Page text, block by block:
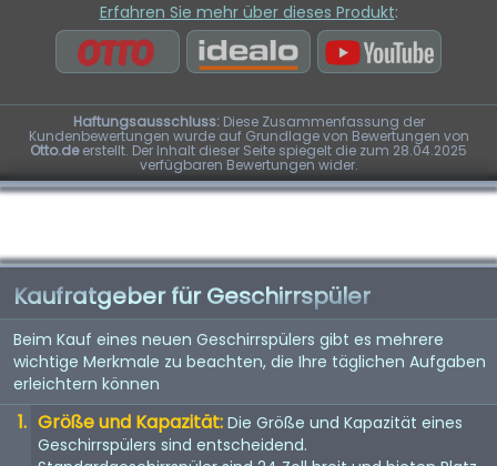
Erfahren Sie mehr über dieses Produkt:
Haftungsausschluss:Diese Zusammenfassung der
Kundenbewertungen wurde auf Grundlage von Bewertungen von
Otto.deerstellt. Der Inhalt dieser Seite spiegelt die zum 28.04.2025
verfügbaren Bewertungen wider.
Kaufratgeber für Geschirrspüler
Beim Kauf eines neuen Geschirrspülers gibt es mehrere
wichtige Merkmale zu beachten, die Ihre täglichen Aufgaben
erleichtern können
Größe und Kapazität: Die Größe und Kapazität eines
Geschirrspülers sind entscheidend.